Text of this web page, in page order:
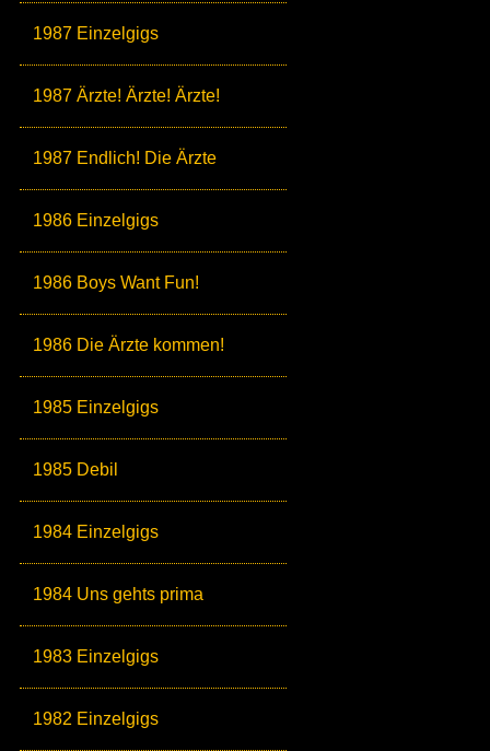
1987 Einzelgigs
1987 Ärzte! Ärzte! Ärzte!
1987 Endlich! Die Ärzte
1986 Einzelgigs
1986 Boys Want Fun!
1986 Die Ärzte kommen!
1985 Einzelgigs
1985 Debil
1984 Einzelgigs
1984 Uns gehts prima
1983 Einzelgigs
1982 Einzelgigs